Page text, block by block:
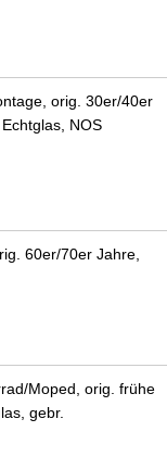
orig. 30er/40er
NOS
60er/70er Jahre,
Moped, orig. frühe
gebr.